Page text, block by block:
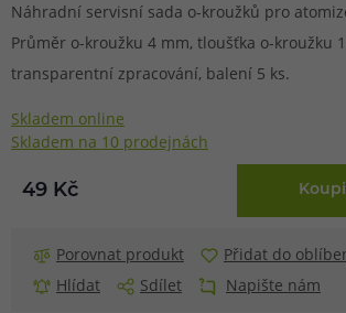
Náhradní servisní sada o-kroužků pro
Průměr o-kroužku 4 mm, tloušťka o-kroužku
transparentní zpracování, balení 5 ks.
Skladem online
Skladem na 10 prodejnách
49 Kč
Porovnat produkt
Přidat do
Hlídat
Sdílet Napište nám